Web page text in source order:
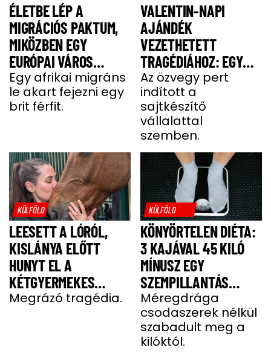
ÉLETBE LÉP A
MIGRÁCIÓS PAKTUM,
MIKÖZBEN EGY
EURÓPAI VÁROS
LÁNGOKBAN ÁLL A
MIGRÁNSERŐSZAK
MIATT
Egy afrikai migráns
le akart fejezni egy
brit férfit.
VALENTIN-NAPI
AJÁNDÉK
VEZETHETETT
TRAGÉDIÁHOZ: EGY
SAJT MIATT HALT MEG
A FÉRJ
Az özvegy pert
indított a
sajtkészítő
vállalattal
szemben.
KÜLFÖLD
LEESETT A LÓRÓL,
KISLÁNYA ELŐTT
HUNYT EL A
KÉTGYERMEKES
DONATELLA
Megrázó tragédia.
KÜLFÖLD
KÖNYÖRTELEN DIÉTA:
3 KAJÁVAL 45 KILÓ
MÍNUSZ EGY
SZEMPILLANTÁS
ALATT
Méregdrága
csodaszerek nélkül
szabadult meg a
kilóktól.